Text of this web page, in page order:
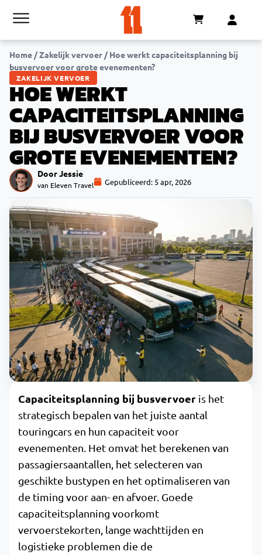
Home /Zakelijk vervoer /Hoe werkt capaciteitsplanning bij
busvervoer voor grote evenementen?
ZAKELIJK VERVOER
HOE WERKT
CAPACITEITSPLANNING
BIJ BUSVERVOER VOOR
GROTE EVENEMENTEN?
Door Jessie
van Eleven Travel Gepubliceerd: 5 apr, 2026
Capaciteitsplanning bij busvervoer is het
strategisch bepalen van het juiste aantal
touringcars en hun capaciteit voor
evenementen. Het omvat het berekenen van
passagiersaantallen, het selecteren van
geschikte bustypen en het optimaliseren van
de timing voor aan- en afvoer. Goede
capaciteitsplanning voorkomt
vervoerstekorten, lange wachttijden en
logistieke problemen die de